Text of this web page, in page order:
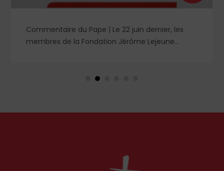
Commentaire du Pape | Le 22 juin dernier, les
membres de la Fondation Jérôme Lejeune
audience par Léon XIV, qui les a remerciés de